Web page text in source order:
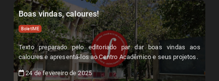
Boas vindas, caloures!
BoletIME
Texto preparado pelo editoriado par dar boas vindas aos
caloures e apresentá-los ao Centro Acadêmico e seus projetos.
24 de fevereiro de 2025